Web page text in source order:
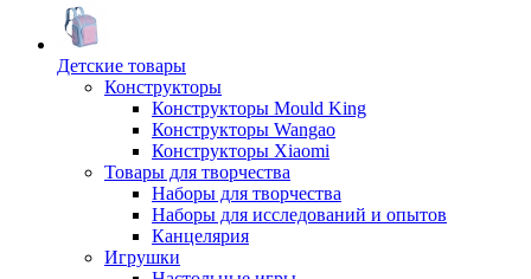
Детские товары
Конструкторы
Конструкторы Mould King
Конструкторы Wangao
Конструкторы Xiaomi
Товары для творчества
Наборы для творчества
Наборы для исследований и опытов
Канцелярия
Игрушки